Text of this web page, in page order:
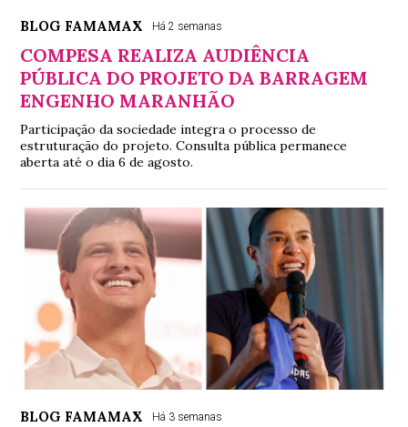
BLOG FAMAMAX Há 2 semanas
COMPESA REALIZA AUDIÊNCIA
PÚBLICA DO PROJETO DA BARRAGEM
ENGENHO MARANHÃO
Participação da sociedade integra o processo de
estruturação do projeto. Consulta pública permanece
aberta até o dia 6 de agosto.
BLOG FAMAMAX Há 3 semanas